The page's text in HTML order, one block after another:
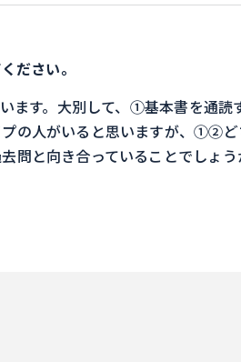
ださい。
ます。大別して、①基本書を通
の人がいると思いますが、①②
問と向き合っていることでしょ